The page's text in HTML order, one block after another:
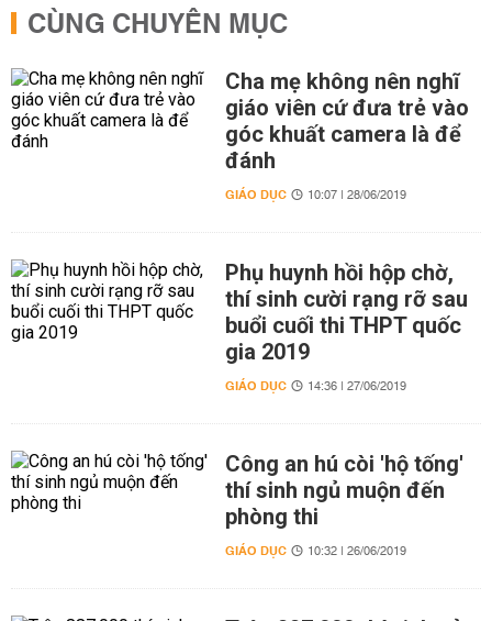
CÙNG CHUYÊN MỤC
Cha mẹ không nên nghĩ
giáo viên cứ đưa trẻ vào
góc khuất camera là để
đánh
GIÁO DỤC 10:07 | 28/06/2019
Phụ huynh hồi hộp chờ,
thí sinh cười rạng rỡ sau
buổi cuối thi THPT quốc
gia 2019
GIÁO DỤC 14:36 | 27/06/2019
Công an hú còi 'hộ tống'
thí sinh ngủ muộn đến
phòng thi
GIÁO DỤC 10:32 | 26/06/2019